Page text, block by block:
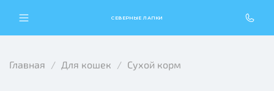
СЕВЕРНЫЕ ЛАПКИ
Главная Для кошек Сухой корм